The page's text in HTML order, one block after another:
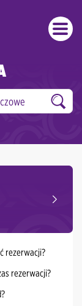
rezerwacji?
rezerwacji?